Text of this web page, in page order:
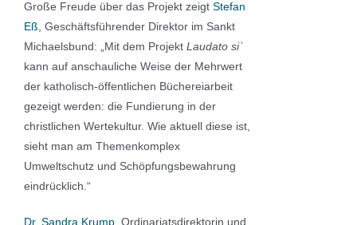
Große Freude über das Projekt zeigt Stefan
Eß , Geschäftsführender Direktor im Sankt
Michaelsbund: „Mit dem Projekt Laudato siʾ
kann auf anschauliche Weise der Mehrwert
der katholisch-öffentlichen Büchereiarbeit
gezeigt werden: die Fundierung in der
christlichen Wertekultur. Wie aktuell diese ist,
sieht man am Themenkomplex
Umweltschutz und Schöpfungsbewahrung
eindrücklich.“
Dr. Sandra Krump , Ordinariatsdirektorin und